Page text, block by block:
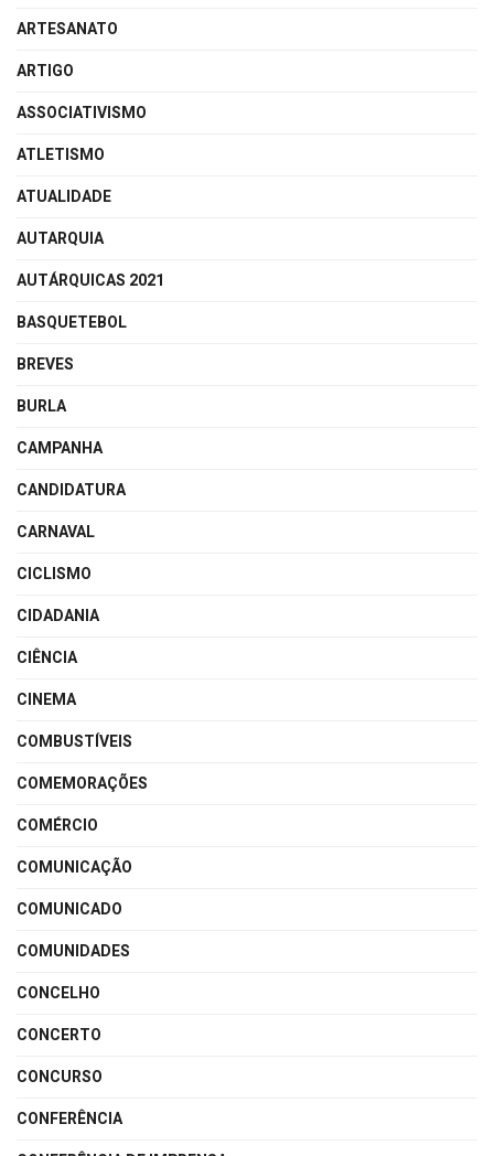
ARTESANATO
ARTIGO
ASSOCIATIVISMO
ATLETISMO
ATUALIDADE
AUTARQUIA
AUTÁRQUICAS 2021
BASQUETEBOL
BREVES
BURLA
CAMPANHA
CANDIDATURA
CARNAVAL
CICLISMO
CIDADANIA
CIÊNCIA
CINEMA
COMBUSTÍVEIS
COMEMORAÇÕES
COMÉRCIO
COMUNICAÇÃO
COMUNICADO
COMUNIDADES
CONCELHO
CONCERTO
CONCURSO
CONFERÊNCIA